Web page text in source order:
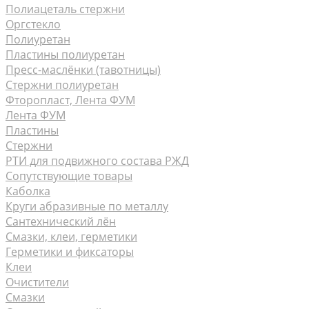
Полиацеталь стержни
Оргстекло
Полиуретан
Пластины полиуретан
Пресс-маслёнки (тавотницы)
Стержни полиуретан
Фторопласт, Лента ФУМ
Лента ФУМ
Пластины
Стержни
РТИ для подвижного состава РЖД
Сопутствующие товары
Каболка
Круги абразивные по металлу
Сантехнический лён
Смазки, клеи, герметики
Герметики и фиксаторы
Клеи
Очистители
Смазки